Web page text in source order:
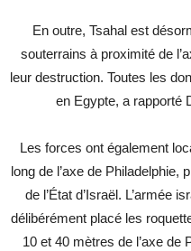
En outre, Tsahal est
souterrains à proximité de
leur destruction. Toutes les
en Egypte, a rapporté
Les forces ont également
long de l’axe de Philadelphie,
de l’État d’Israël. L’armée
délibérément placé les
10 et 40 mètres de l’axe de